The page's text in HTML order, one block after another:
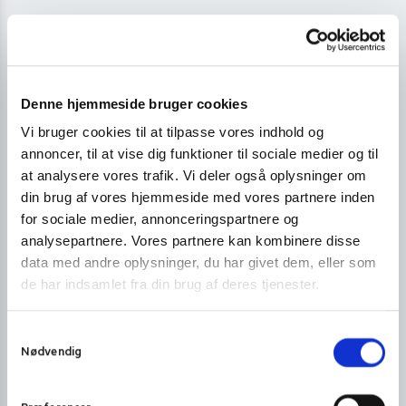
Denne hjemmeside bruger cookies
Vi bruger cookies til at tilpasse vores indhold og
annoncer, til at vise dig funktioner til sociale medier og til
at analysere vores trafik. Vi deler også oplysninger om
din brug af vores hjemmeside med vores partnere inden
for sociale medier, annonceringspartnere og
analysepartnere. Vores partnere kan kombinere disse
data med andre oplysninger, du har givet dem, eller som
de har indsamlet fra din brug af deres tjenester.
Nødvendig